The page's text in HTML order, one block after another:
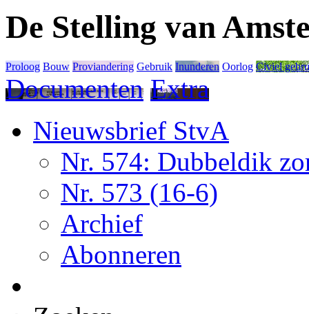
De Stelling van
Proloog Bouw Proviandering Gebruik Inunderen Oorlog Civiel
Documenten Extra
Nieuwsbrief StvA
Nr. 574: Dubbeldik
Nr. 573 (16-6)
Archief
Abonneren